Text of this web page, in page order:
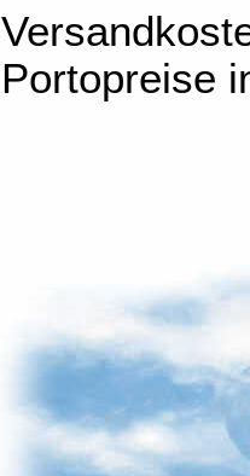
Portopreise